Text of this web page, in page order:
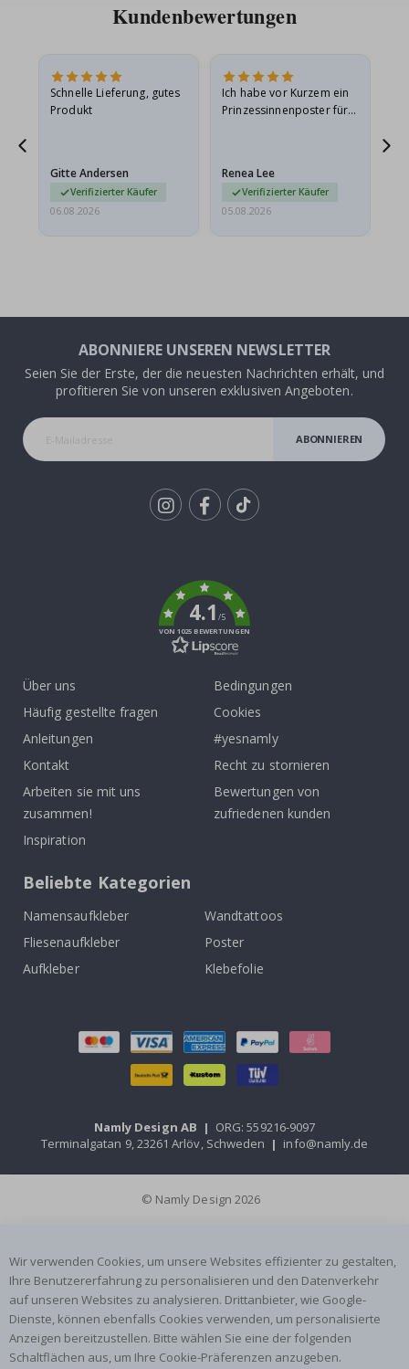
Kundenbewertungen
Schnelle Lieferung, gutes
Produkt
Gitte Andersen
Verifizierter Käufer
06.08.2026
Ich habe vor Kurzem ein
Prinzessinnenposter für
beschädigt…
Renea Lee
Verifizierter Käufer
05.08.2026
ABONNIERE UNSEREN NEWSLETTER
Seien Sie der Erste, der die neuesten Nachrichten erhält, und
profitieren Sie von unseren exklusiven Angeboten.
ABONNIEREN
4.1/5
VON 1025 BEWERTUNGEN
Über uns
Häufig gestellte fragen
Anleitungen
Kontakt
Arbeiten sie mit uns
zusammen!
Inspiration
Bedingungen
Cookies
#yesnamly
Recht zu stornieren
Bewertungen von
zufriedenen kunden
Beliebte Kategorien
Namensaufkleber
Wandtattoos
Fliesenaufkleber
Poster
Aufkleber
Klebefolie
Namly Design AB | ORG: 559216-9097
Terminalgatan 9, 23261 Arlöv, Schweden | info@namly.de
© Namly Design 2026
Wir verwenden Cookies, um unsere Websites effizienter zu gestalten,
Ihre Benutzererfahrung zu personalisieren und den Datenverkehr
auf unseren Websites zu analysieren. Drittanbieter, wie Google-
Dienste, können ebenfalls Cookies verwenden, um personalisierte
Anzeigen bereitzustellen. Bitte wählen Sie eine der folgenden
Schaltflächen aus, um Ihre Cookie-Präferenzen anzugeben.